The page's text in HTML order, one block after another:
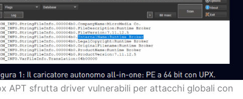
APT sfrutta driver vulnerabili per attacchi globali con